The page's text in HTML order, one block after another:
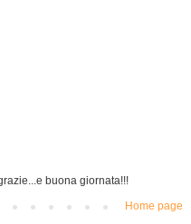
buona giornata!!!
Home page